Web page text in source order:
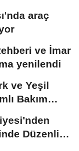
araç
ve İmar
yenilendi
ve Yeşil
Bakım
Düzenli